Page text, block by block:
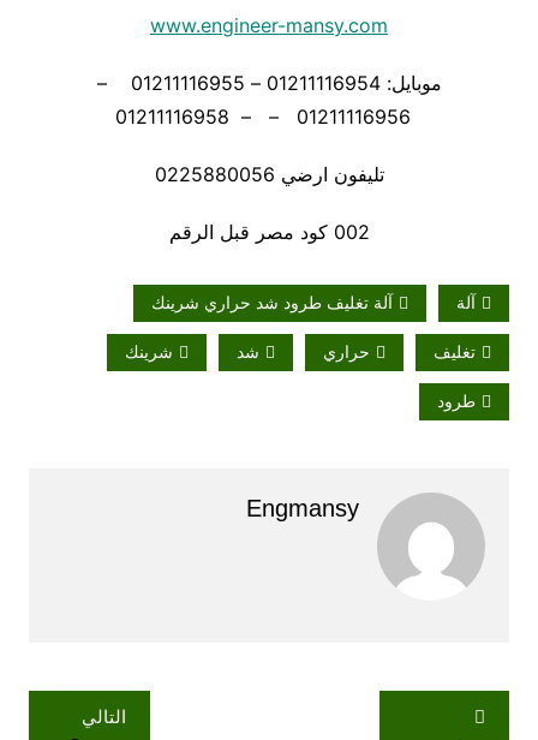
www.engineer-mansy.com
موبايل: 01211116954 – 01211116955 –
تليفون ارضي 0225880056
002 كود مصر قبل الرقم
آلة آلة تغليف طرود شد حراري شرينك
تغليف حراري شد شرينك
طرود
Engmansy
تصفّح
التالي